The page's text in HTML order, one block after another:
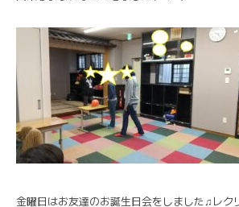
金曜日はお友達のお誕生日会をしました♫レク